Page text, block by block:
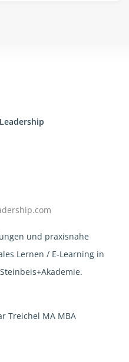
und praxisnahe
Lernen / E-Learning in
Treichel MA MBA